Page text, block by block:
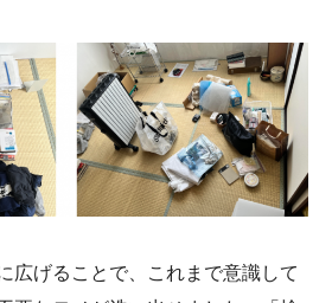
広げることで、これまで意識して